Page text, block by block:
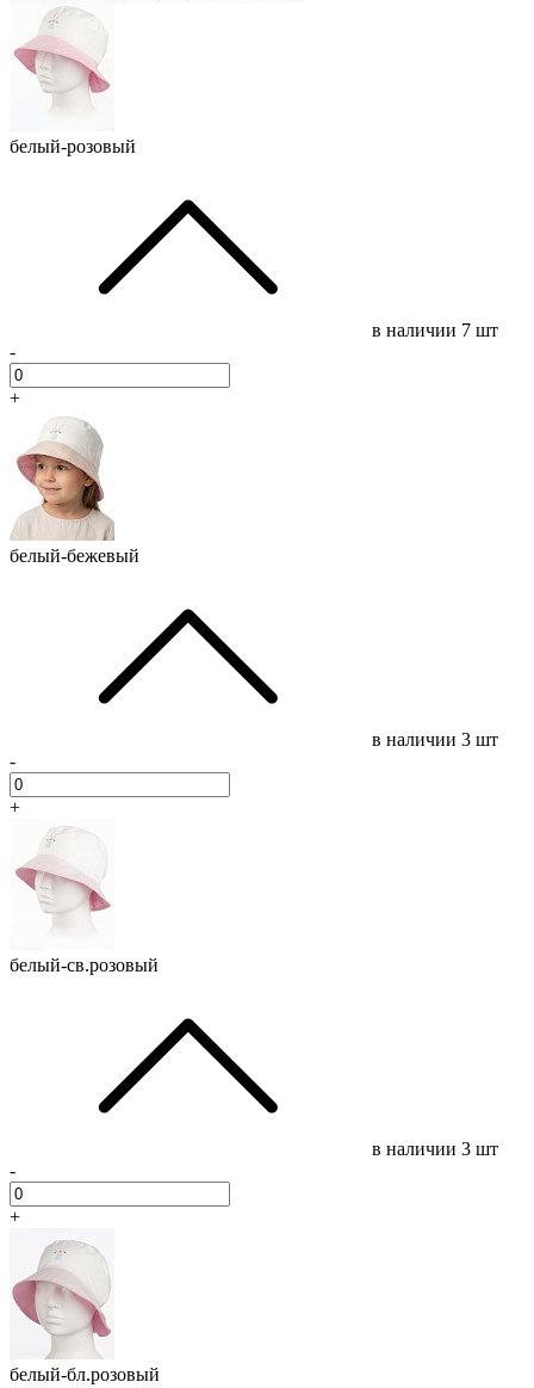
белый-розовый
в наличии 7 шт
-
+
белый-бежевый
в наличии 3 шт
-
+
белый-св.розовый
в наличии 3 шт
-
+
белый-бл.розовый